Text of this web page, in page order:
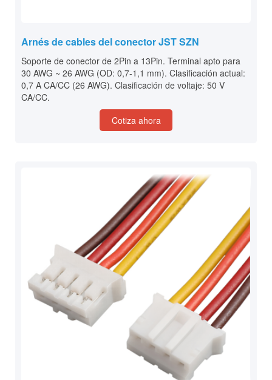
Arnés de cables del conector JST SZN
Soporte de conector de 2Pin a 13Pin. Terminal apto para
30 AWG ~ 26 AWG (OD: 0,7-1,1 mm). Clasificación actual:
0,7 A CA/CC (26 AWG). Clasificación de voltaje: 50 V
CA/CC.
Cotiza ahora